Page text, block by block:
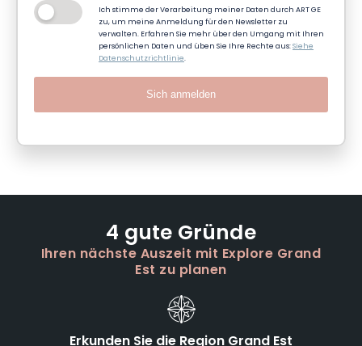
Ich stimme der Verarbeitung meiner Daten durch ART GE
zu, um meine Anmeldung für den Newsletter zu
verwalten. Erfahren Sie mehr über den Umgang mit Ihren
persönlichen Daten und üben Sie Ihre Rechte aus:Siehe
Datenschutzrichtlinie.
Sich anmelden
4 gute Gründe
Ihren nächste Auszeit mit Explore Grand
Est zu planen
Erkunden Sie die Region Grand Est